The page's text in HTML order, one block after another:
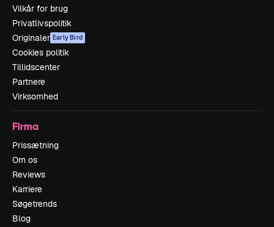
Vilkår for brug
Privatlivspolitik
Originaler Early Bird
Cookies politik
Tillidscenter
Partnere
Virksomhed
Firma
Prissætning
Om os
Reviews
Karriere
Søgetrends
Blog